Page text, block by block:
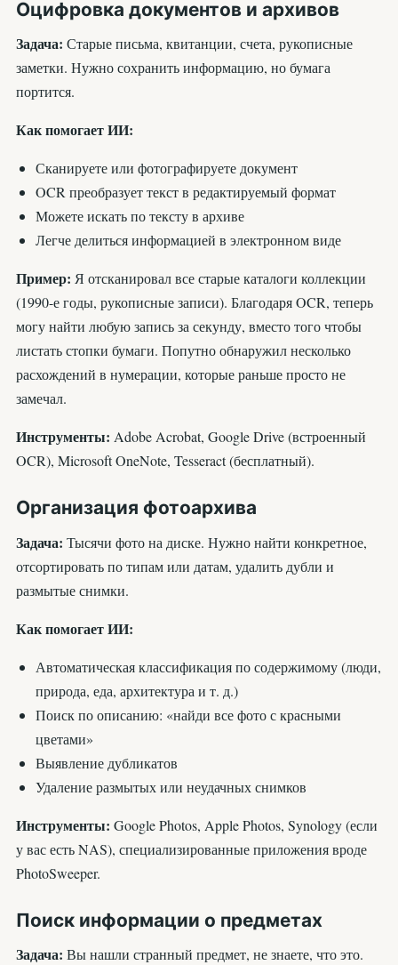
Оцифровка документов и архивов
Задача: Старые письма, квитанции, счета, рукописные
заметки. Нужно сохранить информацию, но бумага
портится.
Как помогает ИИ:
Сканируете или фотографируете документ
OCR преобразует текст в редактируемый формат
Можете искать по тексту в архиве
Легче делиться информацией в электронном виде
Пример: Я отсканировал все старые каталоги коллекции
(1990-е годы, рукописные записи). Благодаря OCR, теперь
могу найти любую запись за секунду, вместо того чтобы
листать стопки бумаги. Попутно обнаружил несколько
расхождений в нумерации, которые раньше просто не
замечал.
Инструменты: Adobe Acrobat, Google Drive (встроенный
OCR), Microsoft OneNote, Tesseract (бесплатный).
Организация фотоархива
Задача: Тысячи фото на диске. Нужно найти конкретное,
отсортировать по типам или датам, удалить дубли и
размытые снимки.
Как помогает ИИ:
Автоматическая классификация по содержимому (люди,
природа, еда, архитектура и т. д.)
Поиск по описанию: «найди все фото с красными
цветами»
Выявление дубликатов
Удаление размытых или неудачных снимков
Инструменты: Google Photos, Apple Photos, Synology (если
у вас есть NAS), специализированные приложения вроде
PhotoSweeper.
Поиск информации о предметах
Задача: Вы нашли странный предмет, не знаете, что это.